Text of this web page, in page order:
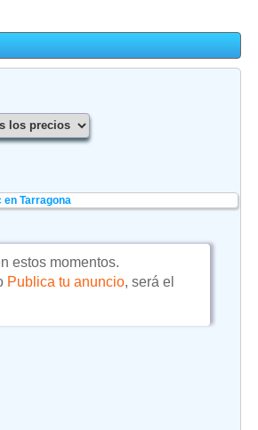
Tarragona
estos momentos.
Publica tu anuncio, será el